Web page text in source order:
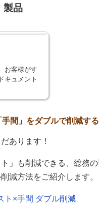
製品
お客様がす
キュメント
間」をダブルで削減す
あります！
」も削減できる、総務の
減方法をご紹介します。
ト×手間 ダブル削減